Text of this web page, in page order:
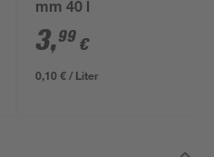
mm 40 l
3,99 €
0,10 € / Liter